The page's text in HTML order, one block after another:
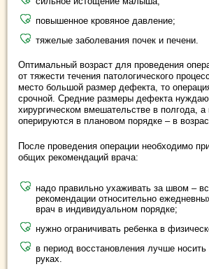
повышенное кровяное давление;
тяжелые заболевания почек и печени.
Оптимальный возраст для проведения
от тяжести течения патологического
место большой размер дефекта, то
срочной. Средние размеры дефекта
хирургическом вмешательстве в полгода, а
оперируются в плановом порядке – в
После проведения операции необходимо
общих рекомендаций врача:
надо правильно ухаживать за швом –
рекомендации относительно
врач в индивидуальном порядке;
нужно ограничивать ребенка в
в период восстановления лучше
руках.